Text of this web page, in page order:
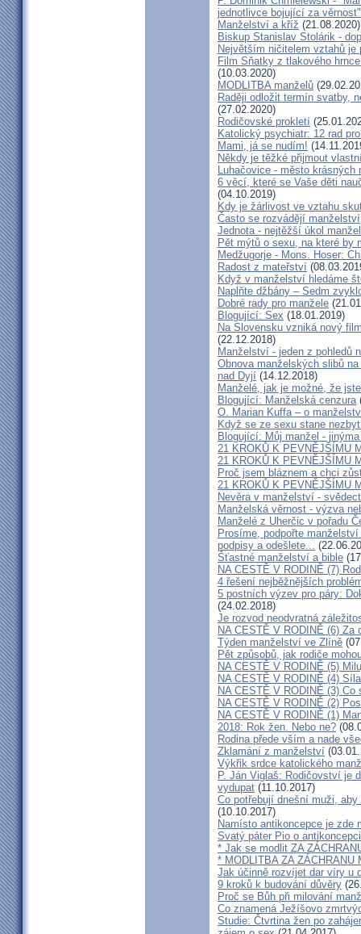
jednotlivce bojující za věrnost"
Manželství a kříž (21.08.2020)
Biskup Stanislav Stolárik -
Největším ničitelem vztahů je
Film Sňatky z tlakového
(10.03.2020)
MODLITBA manželů
Raději odložit termín svatby,
(27.02.2020)
Rodičovské prokletí
Katolický psychiatr: 12 rad
Mami, já se nudím!
Někdy je těžké přijmout
Luhačovice - město krásných
6 věcí, které se Vaše děti
(04.10.2019)
Kdy je žárlivost ve vztahu
Často se rozvádějí
Jednota - nejtěžší úkol
Pět mýtů o sexu, na které by
Medžugorje - Mons. Hoser:
Radost z mateřství
Když v manželství hledáme
Naplňte džbány – Sedm
Dobré rady pro manžele
Blogující: Sex (18.01.2019)
Na Slovensku vzniká nový
(22.12.2018)
Manželství - jeden z pohledů
Obnova manželských slibů
nad Dyjí (14.12.2018)
Manželé, jak je možné, že
Blogující: Manželská cenzura
O. Marian Kuffa – o
Když se ze sexu stane
Blogující: Můj manžel -
21 KROKŮ K PEVNĚJŠÍMU
21 KROKŮ K PEVNĚJŠÍMU
Proč jsem bláznem a chci
21 KROKŮ K PEVNĚJŠÍMU
Nevěra v manželství -
Manželská věrnost - výzva
Manželé z Uherčic v pořadu
Prosíme, podpořte
podpisy a odešlete...
Šťastné manželství a bible
NA CESTĚ V RODINĚ (7)
4 řešení nejběžnějších
5 postních výzev pro páry:
(24.02.2018)
Je rozvod neodvratná
NA CESTĚ V RODINĚ (6) Za
Týden manželství ve Zlíně
Pět způsobů, jak rodiče
NA CESTĚ V RODINĚ (5)
NA CESTĚ V RODINĚ (4)
NA CESTĚ V RODINĚ (3) Co
NA CESTĚ V RODINĚ (2)
NA CESTĚ V RODINĚ (1)
2018: Rok žen. Nebo ne?
Rodina přede vším a nade
Zklamání z manželství
Výkřik srdce katolického
P. Ján Viglaš: Rodičovství je
vydupat (11.10.2017)
Co potřebují dnešní muži,
(10.10.2017)
Namísto antikoncepce je zde
Svatý páter Pio o antikoncepci
* Jak se modlit ZA
* MODLITBA ZA ZÁCHRANU
Jak účinně rozvíjet dar víry u
9 kroků k budování důvěry
Proč se Bůh při milování
Co znamená Ježíšovo
Studie: Čtvrtina žen po